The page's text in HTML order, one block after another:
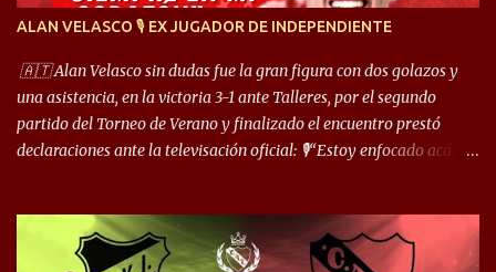
encarar, de enganchar. Pero yo soy un hombre que pica mucho y
arco y tengo más posibilidades”. Sobre lo que le pide el DT,
comentó: “Cuando juego de 9, obviamente me pide presionar, y
cuand...
ALAN VELASCO 🎙 EX JUGADOR DE INDEPENDIENTE
🇦🇹 Alan Velasco sin dudas fue la gran figura con dos golazos y
una asistencia, en la victoria 3-1 ante Talleres, por el segundo
partido del Torneo de Verano y finalizado el encuentro prestó
declaraciones ante la televisación oficial: 🎙️“Estoy enfocado acá.
ojalá sea lo mejor para el club y para mí. Independiente va a estar
siempre en mi corazón”. 🎙️“Siempre que me tocó vestir la camiseta